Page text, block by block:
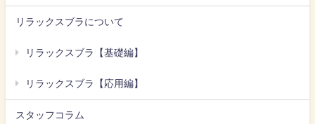
リラックスブラについて
リラックスブラ【基礎編】
リラックスブラ【応用編】
スタッフコラム